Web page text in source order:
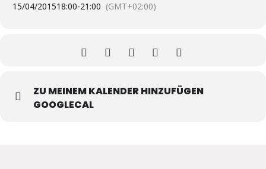
15/04/201518:00-21:00 (GMT+02:00)
ZU MEINEM KALENDER HINZUFÜGEN
GOOGLECAL